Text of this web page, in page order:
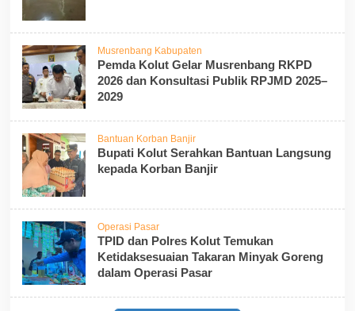
Musrenbang Kabupaten
Pemda Kolut Gelar Musrenbang RKPD
2026 dan Konsultasi Publik RPJMD 2025–
2029
Bantuan Korban Banjir
Bupati Kolut Serahkan Bantuan Langsung
kepada Korban Banjir
Operasi Pasar
TPID dan Polres Kolut Temukan
Ketidaksesuaian Takaran Minyak Goreng
dalam Operasi Pasar